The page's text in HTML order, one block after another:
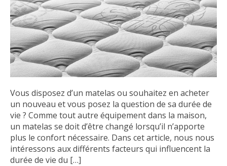
Vous disposez d’un matelas ou souhaitez en acheter
un nouveau et vous posez la question de sa durée de
vie ? Comme tout autre équipement dans la maison,
un matelas se doit d’être changé lorsqu’il n’apporte
plus le confort nécessaire. Dans cet article, nous nous
intéressons aux différents facteurs qui influencent la
durée de vie du […]